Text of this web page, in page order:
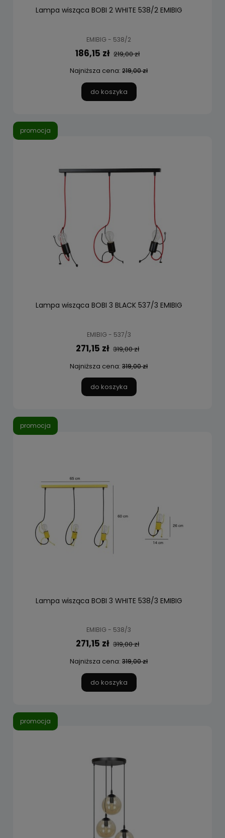
Lampa wisząca BOBI 2 WHITE 538/2 EMIBIG
EMIBIG - 538/2
186,15 zł 219,00 zł
Najniższa cena: 219,00 zł
do koszyka
Lampa wisząca BOBI 3 BLACK 537/3 EMIBIG
EMIBIG - 537/3
271,15 zł 319,00 zł
Najniższa cena: 319,00 zł
do koszyka
promocja
Lampa wisząca BOBI 3 WHITE 538/3 EMIBIG
EMIBIG - 538/3
271,15 zł 319,00 zł
Najniższa cena: 319,00 zł
do koszyka
promocja
promocja